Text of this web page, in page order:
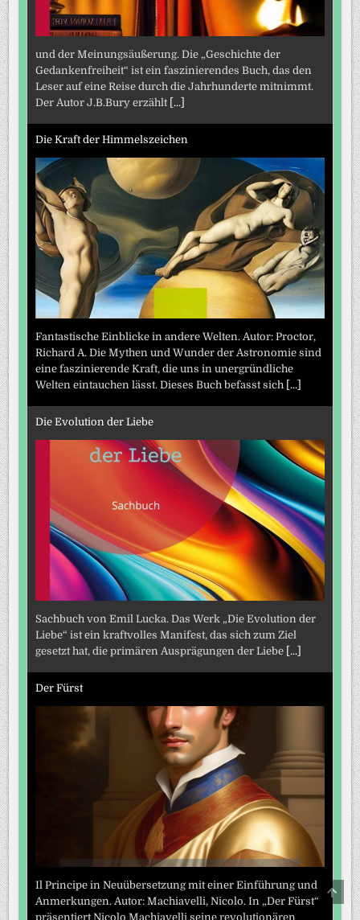
und der Meinungsäußerung. Die „Geschichte der
Gedankenfreiheit“ ist ein faszinierendes Buch, das den
Leser auf eine Reise durch die Jahrhunderte mitnimmt.
Der Autor J.B.Bury erzählt [...]
Die Kraft der Himmelszeichen
Fantastische Einblicke in andere Welten. Autor: Proctor,
Richard A. Die Mythen und Wunder der Astronomie sind
eine faszinierende Kraft, die uns in unergründliche
Welten eintauchen lässt. Dieses Buch befasst sich
[...]
Die Evolution der Liebe
Sachbuch von Emil Lucka. Das Werk „Die Evolution der
Liebe“ ist ein kraftvolles Manifest, das sich zum Ziel
gesetzt hat, die primären Ausprägungen der Liebe [...]
Der Fürst
Il Principe in Neuübersetzung mit einer Einführung und
Anmerkungen. Autor: Machiavelli, Nicolo. In „Der Fürst“
präsentiert Nicolo Machiavelli seine revolutionären
TO
TOP